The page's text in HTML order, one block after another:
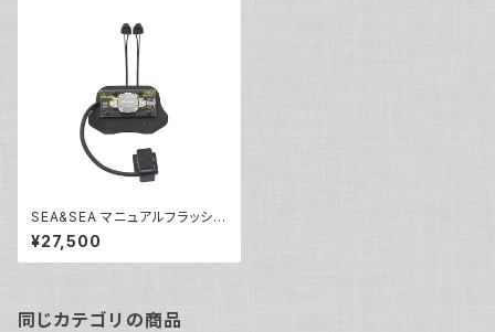
SEA&SEA マニュアルフラッシュ
トリガー MFT/S [50145]
¥27,500
同じカテゴリの商品